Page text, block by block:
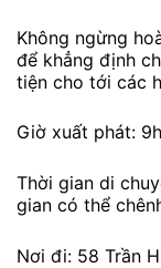
Không ngừng
để khẳng định
tiện cho tới các
Giờ xuất phát:
Thời gian di
gian có thể
Nơi đi: 58 Trần